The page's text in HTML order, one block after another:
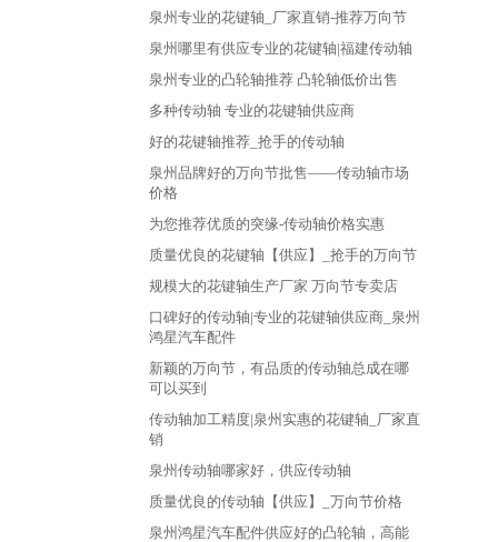
泉州专业的花键轴_厂家直销-推荐万向节
泉州哪里有供应专业的花键轴|福建传动轴
泉州专业的凸轮轴推荐 凸轮轴低价出售
多种传动轴 专业的花键轴供应商
好的花键轴推荐_抢手的传动轴
泉州品牌好的万向节批售——传动轴市场
价格
为您推荐优质的突缘-传动轴价格实惠
质量优良的花键轴【供应】_抢手的万向节
规模大的花键轴生产厂家 万向节专卖店
口碑好的传动轴|专业的花键轴供应商_泉州
鸿星汽车配件
新颖的万向节，有品质的传动轴总成在哪
可以买到
传动轴加工精度|泉州实惠的花键轴_厂家直
销
泉州传动轴哪家好，供应传动轴
质量优良的传动轴【供应】_万向节价格
泉州鸿星汽车配件供应好的凸轮轴，高能